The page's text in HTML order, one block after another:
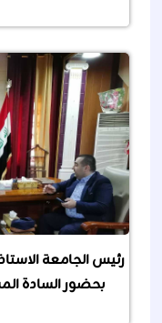
رئيس الجامعة
بحضور السادة
الاقسام المختصة